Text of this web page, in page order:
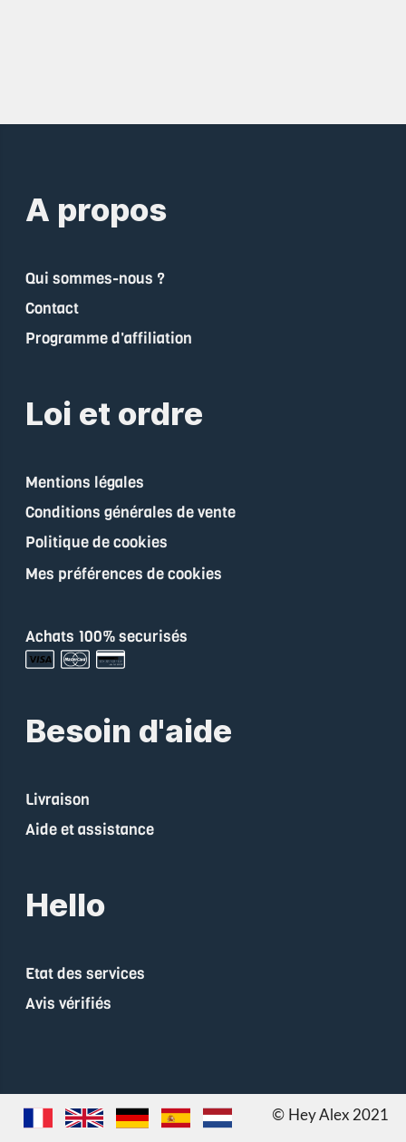
A propos
Qui sommes-nous ?
Contact
Programme d'affiliation
Loi et ordre
Mentions légales
Conditions générales de vente
Politique de cookies
Mes préférences de cookies
Achats 100% securisés
Besoin d'aide
Livraison
Aide et assistance
Hello
Etat des services
Avis vérifiés
© Hey Alex 2021